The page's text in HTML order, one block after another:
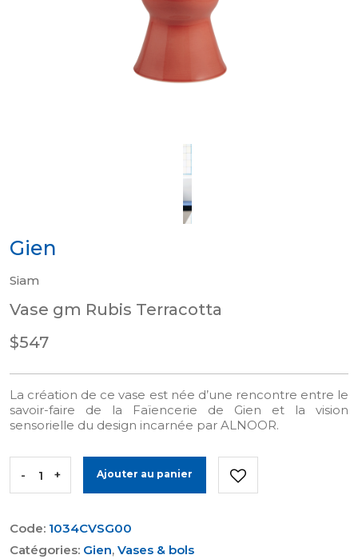
Gien
Siam
Vase gm Rubis Terracotta
$547
La création de ce vase est née d’une rencontre entre le
savoir-faire de la Faïencerie de Gien et la vision
sensorielle du design incarnée par ALNOOR.
- + Ajouter au panier
Code: 1034CVSG00
Catégories: Gien, Vases & bols